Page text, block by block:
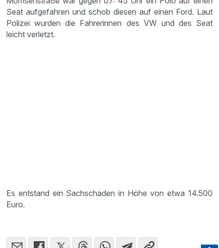
Seat aufgefahren und schob diesen auf einen Ford. Laut
Polizei wurden die Fahrerinnen des VW und des Seat
leicht verletzt.
Es entstand ein Sachschaden in Höhe von etwa 14.500
Euro.